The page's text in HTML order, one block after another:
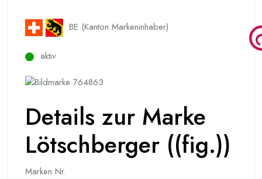
BE (Kanton Markeninhaber)
aktiv
Details zur Marke
Lötschberger ((fig.))
Marken Nr.